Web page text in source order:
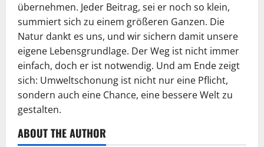
übernehmen. Jeder Beitrag, sei er noch so klein,
summiert sich zu einem größeren Ganzen. Die
Natur dankt es uns, und wir sichern damit unsere
eigene Lebensgrundlage. Der Weg ist nicht immer
einfach, doch er ist notwendig. Und am Ende zeigt
sich: Umweltschonung ist nicht nur eine Pflicht,
sondern auch eine Chance, eine bessere Welt zu
gestalten.
ABOUT THE AUTHOR